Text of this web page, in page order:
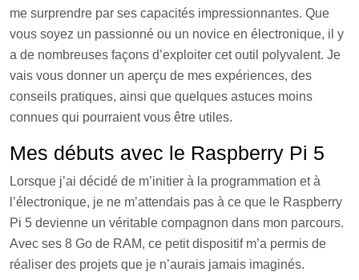
me surprendre par ses capacités impressionnantes. Que
vous soyez un passionné ou un novice en électronique, il y
a de nombreuses façons d’exploiter cet outil polyvalent. Je
vais vous donner un aperçu de mes expériences, des
conseils pratiques, ainsi que quelques astuces moins
connues qui pourraient vous être utiles.
Mes débuts avec le Raspberry Pi 5
Lorsque j’ai décidé de m’initier à la programmation et à
l’électronique, je ne m’attendais pas à ce que le Raspberry
Pi 5 devienne un véritable compagnon dans mon parcours.
Avec ses 8 Go de RAM, ce petit dispositif m’a permis de
réaliser des projets que je n’aurais jamais imaginés.